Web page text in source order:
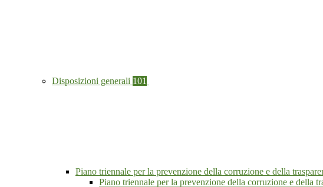
Disposizioni generali 101
Piano triennale per la prevenzione della corruzione e della
Piano triennale per la prevenzione della corruzione e della